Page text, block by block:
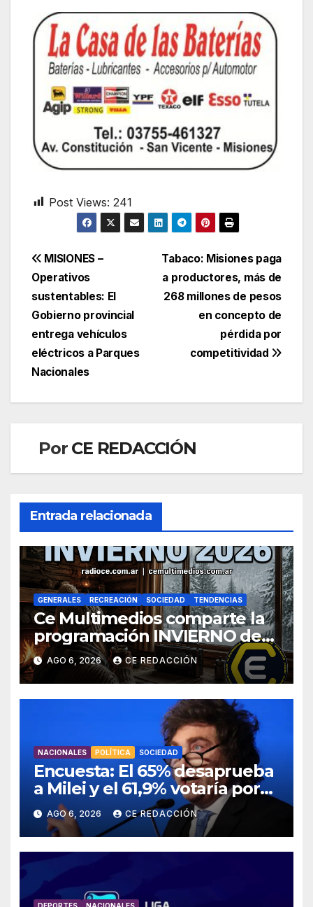
Post Views: 241
Navegación
de
entradas
Tabaco: Misiones paga
a productores, más de
268 millones de pesos
en concepto de
pérdida por
competitividad
MISIONES –
Operativos
sustentables: El
Gobierno provincial
entrega vehículos
eléctricos a Parques
Nacionales
Por CE REDACCIÓN
Entrada relacionada
GENERALES RECREACIÓN SOCIEDAD TENDENCIAS
Ce Multimedios comparte la
programación INVIERNO de
Radio Ce
AGO 6, 2026 CE REDACCIÓN
NACIONALES POLÍTICA SOCIEDAD
Encuesta: El 65% desaprueba
a Milei y el 61,9% votaría por
un cambio el año que viene
AGO 6, 2026 CE REDACCIÓN